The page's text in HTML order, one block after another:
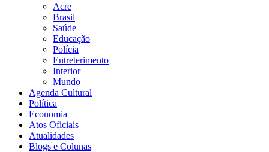
Acre
Brasil
Saúde
Educação
Polícia
Entreterimento
Interior
Mundo
Agenda Cultural
Política
Economia
Atos Oficiais
Atualidades
Blogs e Colunas